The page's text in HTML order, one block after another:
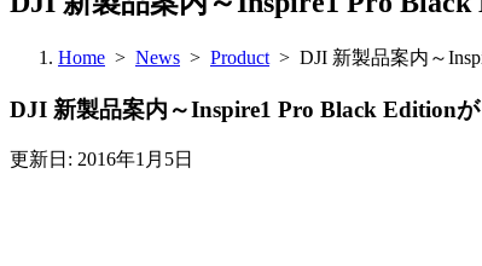
Home > News > Product > DJI 新製品案内～
DJI 新製品案内～Inspire1 Pro Black Edition
更新日: 2016年1月5日